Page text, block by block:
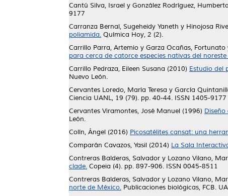
Cantú Silva, Israel y González Rodríguez,
9177
Carranza Bernal, Sugeheidy Yaneth y Hinojosa
poliamida. Química Hoy, 2 (2).
Carrillo Parra, Artemio y Garza Ocañas, Fortunato
para cerca de catorce especies nativas del
Carrillo Pedraza, Eileen Susana (2010) Estudio del
Nuevo León.
Cervantes Loredo, María Teresa y García
Ciencia UANL, 19 (79). pp. 40-44. ISSN 1405-9177
Cervantes Viramontes, José Manuel (1996)
León.
Colín, Ángel (2016) Picosatélites cansat: una
Comparán Cavazos, Yasil (2014) La Sala
Contreras Balderas, Salvador y Lozano Vilano,
clade. Copeia (4). pp. 897-906. ISSN 0045-8511
Contreras Balderas, Salvador y Lozano Vilano,
norte de México. Publicaciones biológicas, FCB.